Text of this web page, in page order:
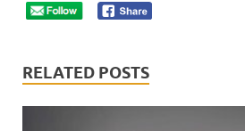
RELATED POSTS